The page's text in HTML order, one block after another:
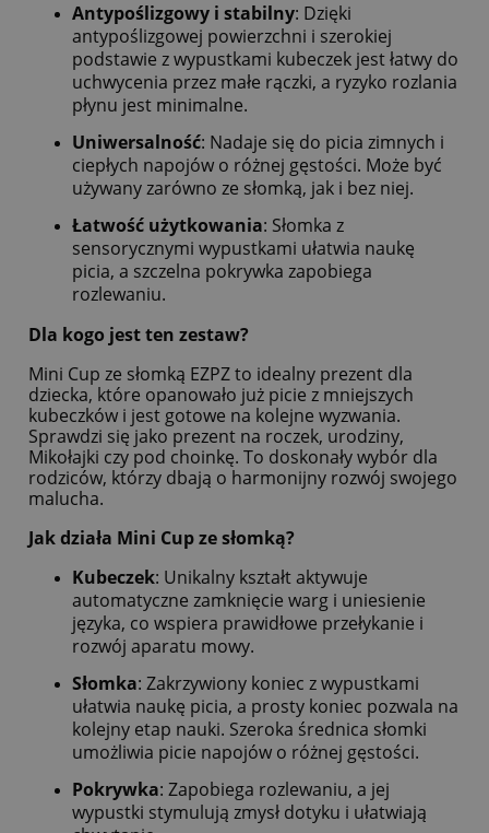
Antypoślizgowy i stabilny: Dzięki
antypoślizgowej powierzchni i szerokiej
podstawie z wypustkami kubeczek jest łatwy do
uchwycenia przez małe rączki, a ryzyko rozlania
płynu jest minimalne.
Uniwersalność: Nadaje się do picia zimnych i
ciepłych napojów o różnej gęstości. Może być
używany zarówno ze słomką, jak i bez niej.
Łatwość użytkowania: Słomka z
sensorycznymi wypustkami ułatwia naukę
picia, a szczelna pokrywka zapobiega
rozlewaniu.
Dla kogo jest ten zestaw?
Mini Cup ze słomką EZPZ to idealny prezent dla
dziecka, które opanowało już picie z mniejszych
kubeczków i jest gotowe na kolejne wyzwania.
Sprawdzi się jako prezent na roczek, urodziny,
Mikołajki czy pod choinkę. To doskonały wybór dla
rodziców, którzy dbają o harmonijny rozwój swojego
malucha.
Jak działa Mini Cup ze słomką?
Kubeczek: Unikalny kształt aktywuje
automatyczne zamknięcie warg i uniesienie
języka, co wspiera prawidłowe przełykanie i
rozwój aparatu mowy.
Słomka: Zakrzywiony koniec z wypustkami
ułatwia naukę picia, a prosty koniec pozwala na
kolejny etap nauki. Szeroka średnica słomki
umożliwia picie napojów o różnej gęstości.
Pokrywka: Zapobiega rozlewaniu, a jej
wypustki stymulują zmysł dotyku i ułatwiają